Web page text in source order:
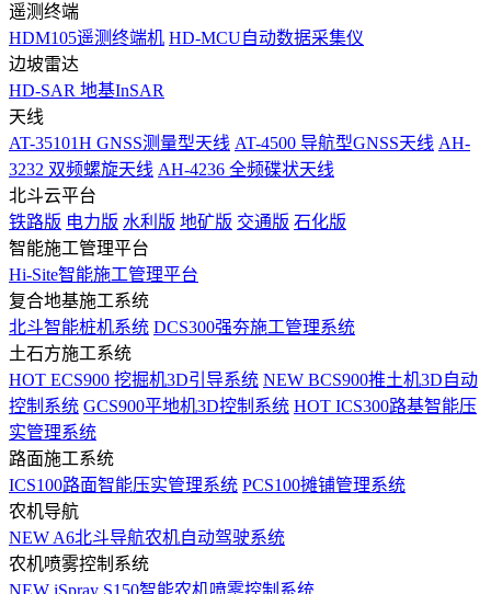
遥测终端
HDM105遥测终端机 HD-MCU自动数据采集仪
边坡雷达
HD-SAR 地基InSAR
天线
AT-35101H GNSS测量型天线 AT-4500 导航型GNSS天线 AH-
3232 双频螺旋天线 AH-4236 全频碟状天线
北斗云平台
铁路版 电力版 水利版 地矿版 交通版 石化版
智能施工管理平台
Hi-Site智能施工管理平台
复合地基施工系统
北斗智能桩机系统 DCS300强夯施工管理系统
土石方施工系统
HOT ECS900 挖掘机3D引导系统 NEW BCS900推土机3D自动
控制系统 GCS900平地机3D控制系统 HOT ICS300路基智能压
实管理系统
路面施工系统
ICS100路面智能压实管理系统 PCS100摊铺管理系统
农机导航
NEW A6北斗导航农机自动驾驶系统
农机喷雾控制系统
NEW iSpray S150智能农机喷雾控制系统